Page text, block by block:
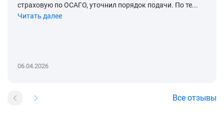
страховую по ОСАГО, уточнил порядок подачи. По те...
Читать далее
06.04.2026
Все отзывы